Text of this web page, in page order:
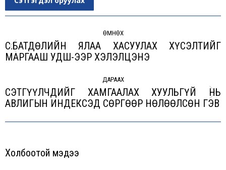
ӨМНӨХ
Previous
С.БАТДӨЛИЙН ЯЛАА ХАСУУЛАХ ХҮСЭЛТИЙГ
МАРГААШ УДШ-ЭЭР ХЭЛЭЛЦЭНЭ
ДАРААХ
Next
post:
СЭТГҮҮЛЧДИЙГ ХАМГААЛАХ ХУУЛЬГҮЙ НЬ
АВЛИГЫН ИНДЕКСЭД СӨРГӨӨР НӨЛӨӨЛСӨН ГЭВ
Холбоотой мэдээ